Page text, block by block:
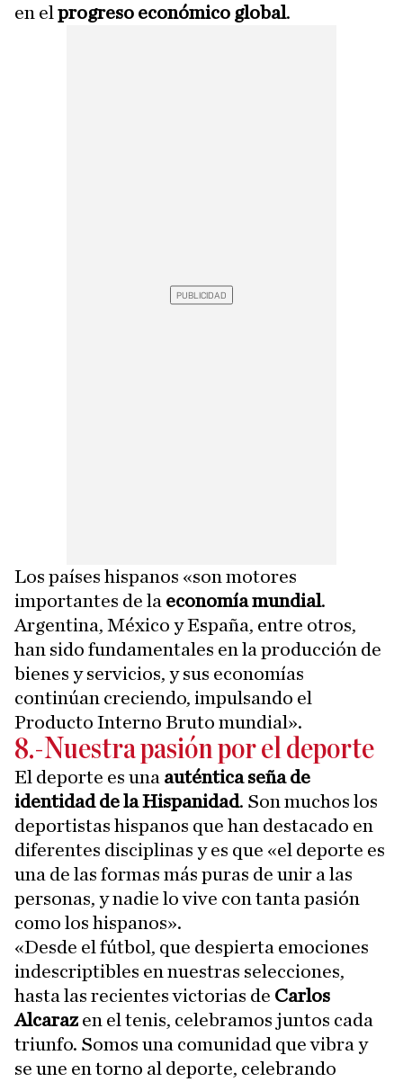
en el progreso económico global.
Los países hispanos «son motores
importantes de la economía mundial.
Argentina, México y España, entre otros,
han sido fundamentales en la producción de
bienes y servicios, y sus economías
continúan creciendo, impulsando el
Producto Interno Bruto mundial».
8.-Nuestra pasión por el deporte
El deporte es una auténtica seña de
identidad de la Hispanidad. Son muchos los
deportistas hispanos que han destacado en
diferentes disciplinas y es que «el deporte es
una de las formas más puras de unir a las
personas, y nadie lo vive con tanta pasión
como los hispanos».
«Desde el fútbol, que despierta emociones
indescriptibles en nuestras selecciones,
hasta las recientes victorias de Carlos
Alcarazen el tenis, celebramos juntos cada
triunfo. Somos una comunidad que vibra y
se une en torno al deporte, celebrando